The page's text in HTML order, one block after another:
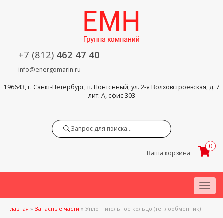
+7 (812) 462 47 40
info@energomarin.ru
196643, г. Санкт-Петербург, п. Понтонный, ул. 2-я Волховстроевская, д. 7
лит. А, офис 303
Ваша корзина
0
Menu
Главная » Запасные части » Уплотнительное кольцо (теплообменник)